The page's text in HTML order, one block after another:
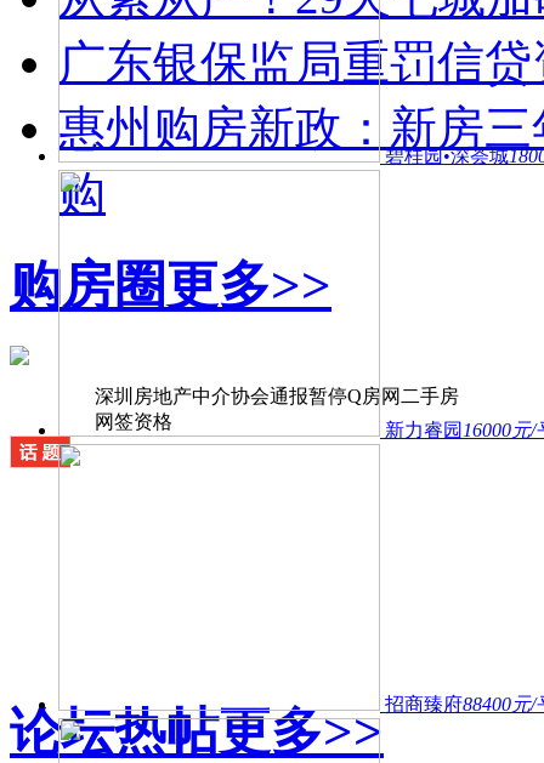
碧桂园•深荟城
新力睿园 16000元/
招商臻府88400元/
广东银保监局重罚信
惠州购房新政：新房
购
购房圈更多>>
深圳房地产中介协会通报暂停Q房网二手房
网签资格
论坛热帖更多>>